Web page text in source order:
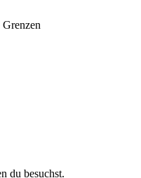
du besuchst.